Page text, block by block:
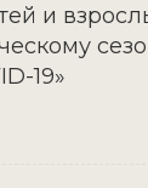
и
19»